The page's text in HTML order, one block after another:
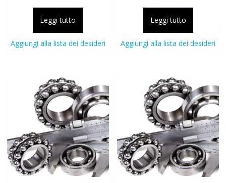
Leggi tutto
Aggiungi alla lista dei desideri
Leggi tutto
Aggiungi alla lista dei desideri